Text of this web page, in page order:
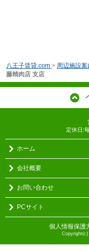
八王子賃貸.com > 周辺施設案
藤精肉店 支店
定休日:
ホーム
会社概要
お問い合わせ
PCサイト
個人情報保護
Copyright(c)